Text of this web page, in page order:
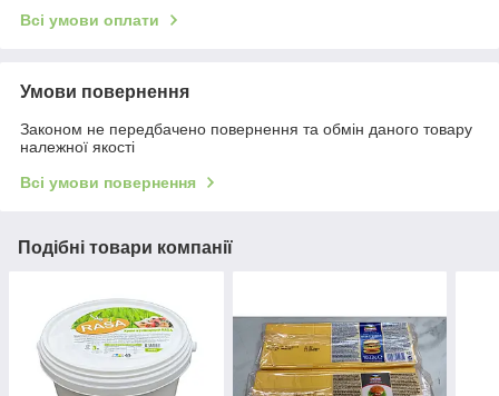
Всі умови оплати
Умови повернення
Законом не передбачено повернення та обмін даного товару
належної якості
Всі умови повернення
Подібні товари компанії